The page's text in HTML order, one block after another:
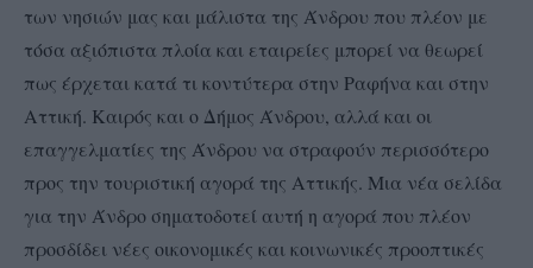
των νησιών μας και μάλιστα της Άνδρου που πλέον με
τόσα αξιόπιστα πλοία και εταιρείες μπορεί να θεωρεί
πως έρχεται κατά τι κοντύτερα στην Ραφήνα και στην
Αττική. Καιρός και ο Δήμος Άνδρου, αλλά και οι
επαγγελματίες της Άνδρου να στραφούν περισσότερο
προς την τουριστική αγορά της Αττικής. Μια νέα σελίδα
για την Άνδρο σηματοδοτεί αυτή η αγορά που πλέον
προσδίδει νέες οικονομικές και κοινωνικές προοπτικές